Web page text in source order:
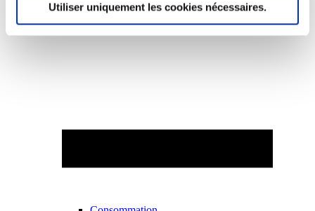
Utiliser uniquement les cookies nécessaires.